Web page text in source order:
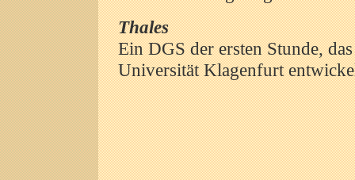
Thales
Ein DGS der ersten Stunde,
Universität Klagenfurt